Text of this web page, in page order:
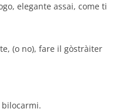
elegante assai, come ti
(o no), fare il gòstràiter